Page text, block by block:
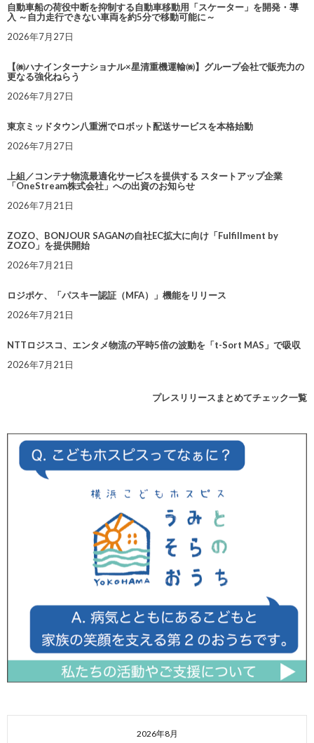
自動車船の荷役中断を抑制する自動車移動用「スケーター」を開発・導
入 ～自力走行できない車両を約5分で移動可能に～
2026年7月27日
【㈱ハナインターナショナル×星清重機運輸㈱】グループ会社で販売力の
更なる強化ねらう
2026年7月27日
東京ミッドタウン八重洲でロボット配送サービスを本格始動
2026年7月27日
上組／コンテナ物流最適化サービスを提供する スタートアップ企業
「OneStream株式会社」への出資のお知らせ
2026年7月21日
ZOZO、BONJOUR SAGANの自社EC拡大に向け「Fulfillment by
ZOZO」を提供開始
2026年7月21日
ロジポケ、「パスキー認証（MFA）」機能をリリース
2026年7月21日
NTTロジスコ、エンタメ物流の平時5倍の波動を「t-Sort MAS」で吸収
2026年7月21日
プレスリリースまとめてチェック一覧
2026年8月